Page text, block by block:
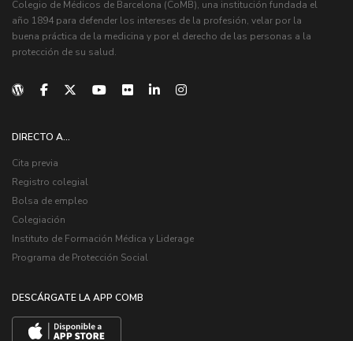
Colegio de Médicos de Barcelona (CoMB), una institución fundada el
año 1894 para defender los intereses de la profesión, velar por la
buena práctica de la medicina y por el derecho de las personas a la
protección de su salud.
DIRECTO A...
Cita previa
Registro colegial
Bolsa de empleo
Colegiación
Instituto de Formación Médica y Liderage
Programa de Protección Social
DESCÁRGATE LA APP COMB